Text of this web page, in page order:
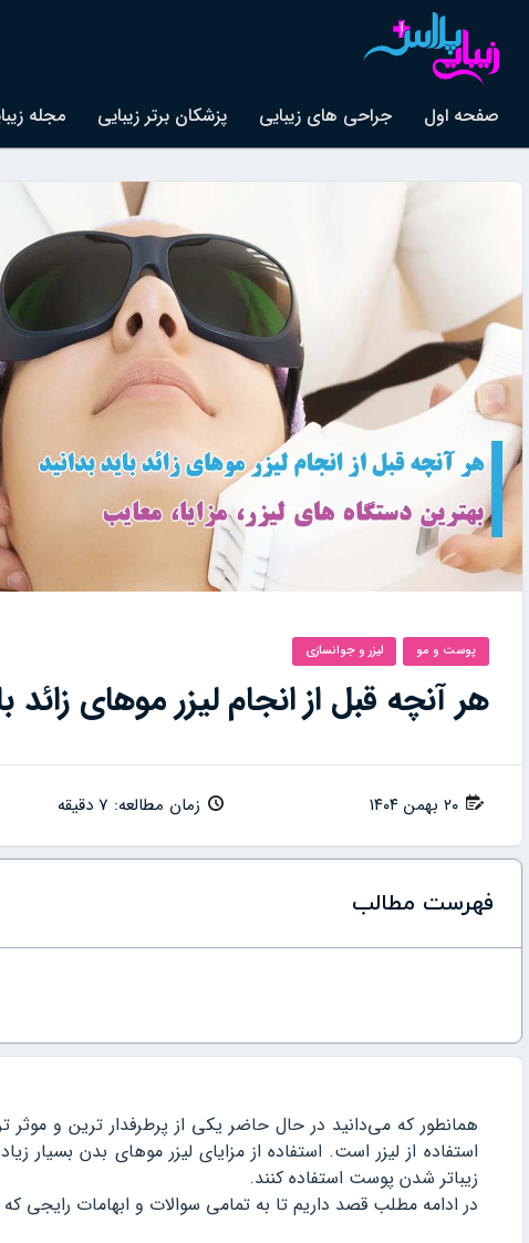
صفحه اول جراحی های زیبایی پزشکان برتر زیبایی مجله
پوست و مو لیزر و جوانسازی
هر آنچه قبل از انجام لیزر موهای زائد
۲۰ بهمن ۱۴۰۴ زمان مطالعه: 7 دقیقه
فهرست مطالب
همانطور که می‌دانید در حال حاضر یکی از پرطرفدار ترین و موثر
استفاده از لیزر است. استفاده از مزایای لیزر موهای بدن
زیباتر شدن پوست استفاده کنند.
در ادامه مطلب قصد داریم تا به تمامی سوالات و ابهامات رایجی که